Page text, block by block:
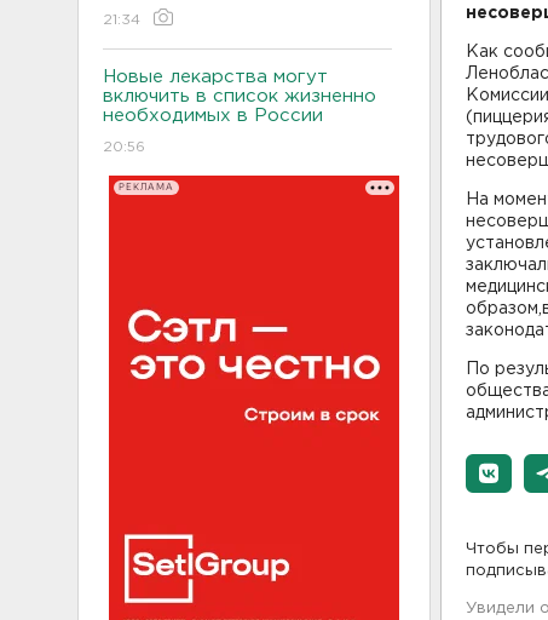
21:34
Новые лекарства могут
включить в список жизненно
необходимых в России
20:56
РЕКЛАМА
Как
На
По
Чтобы
Увидели